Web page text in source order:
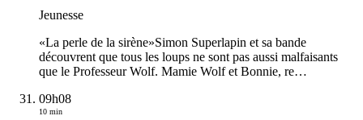
Jeunesse
«La perle de la sirène»Simon Superlapin et sa bande
découvrent que tous les loups ne sont pas aussi malfaisants
que le Professeur Wolf. Mamie Wolf et Bonnie, re…
09h08
10 min